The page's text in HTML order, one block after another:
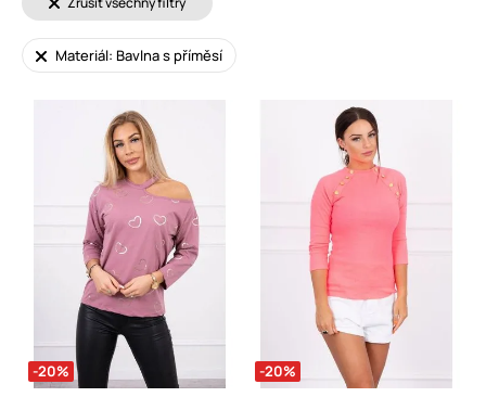
Materiál: Bavlna s příměsí
-20% -20%